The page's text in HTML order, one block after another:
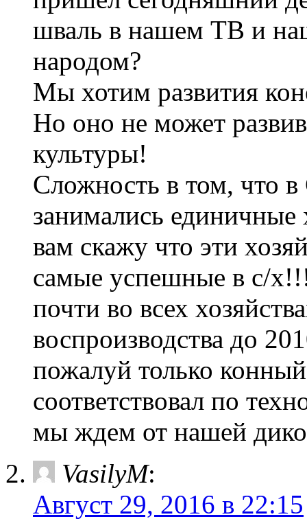
шваль в нашем ТВ и
народом?
Мы хотим развития
Но оно не может
культуры!
Сложность в том, что
занимались единичные
вам скажу что эти
самые успешные в с/
почти во всех
воспроизводства до
пожалуй только
соответствовал по
мы ждем от нашей
VasilyМ:
Август 29, 2016 в 22:15